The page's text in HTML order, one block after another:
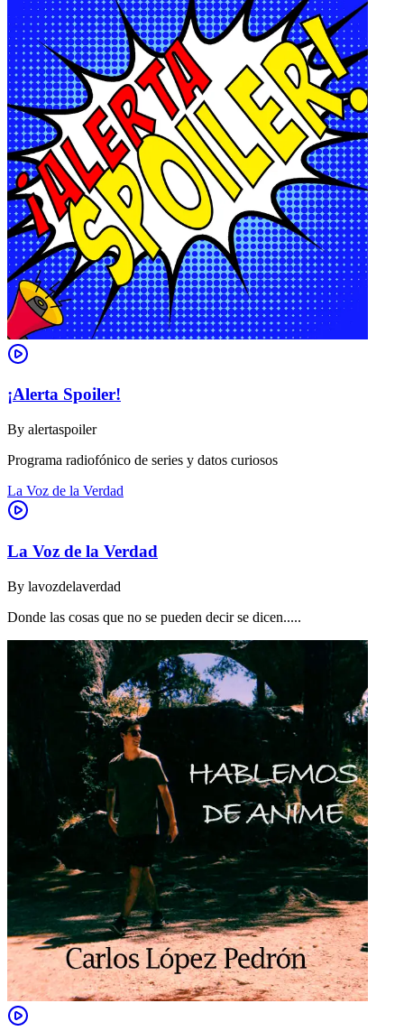
¡Alerta Spoiler!
By alertaspoiler
Programa radiofónico de series y datos curiosos
La Voz de la Verdad
La Voz de la Verdad
By lavozdelaverdad
Donde las cosas que no se pueden decir se dicen.....